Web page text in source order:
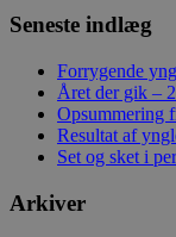
Seneste indlæg
Forrygende
Året der gik –
Opsummering
Resultat af
Set og sket i
Arkiver